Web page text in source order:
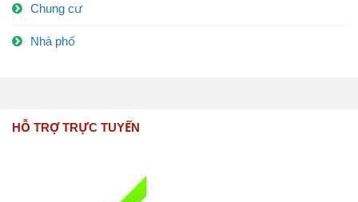
Chung cư
Nhà phố
HỖ TRỢ TRỰC TUYẾN